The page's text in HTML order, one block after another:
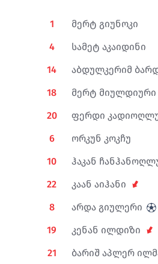
სანდრო
ანზორ მექვაბიშვილი
90+7'
1
მერტ გიუნოკი
4
სამეტ აკაიდინი
14
აბდულკერიმ
18
მერტ მიულდიური
20
ფერდი
6
ორკუნ კოკჩუ
10
ჰაკან
22
კაან აიჰანი
8
არდა გიულერი
19
კენან ილდიზი
21
ბარიშ აპლერ